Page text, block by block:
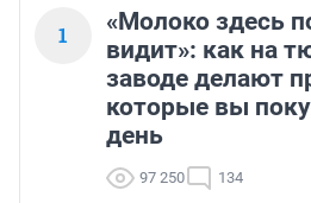
1
«Молоко здесь
видит»: как на
заводе делают
которые вы
день
97 250 134